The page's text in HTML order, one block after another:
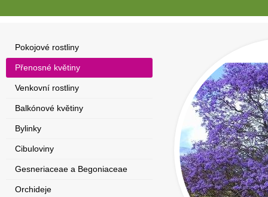
Pokojové rostliny
Přenosné květiny
Venkovní rostliny
Balkónové květiny
Bylinky
Cibuloviny
Gesneriaceae a Begoniaceae
Orchideje